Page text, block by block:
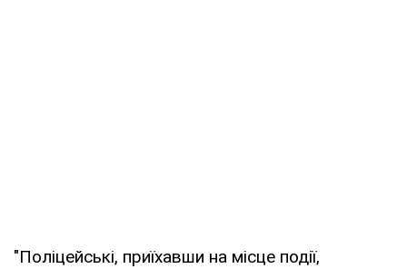
"Поліцейські, приїхавши на місце події,